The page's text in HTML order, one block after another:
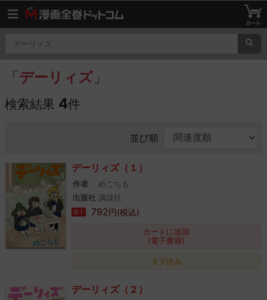
「デーリィズ 」
検索結果 4件
並び順
デーリィズ（１）
作者
めごちも
出版社 講談社
電子 792円(税込)
カートに追加
(電子書籍)
タダ読み
デーリィズ（２）